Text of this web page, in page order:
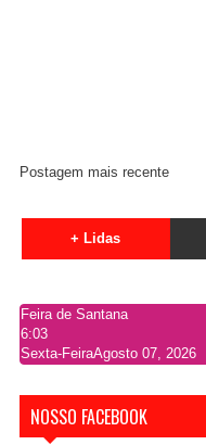
Postagem mais recente
+ Lidas
Feira de Santana
6:03
Sexta-FeiraAgosto 07, 2026
NOSSO FACEBOOK